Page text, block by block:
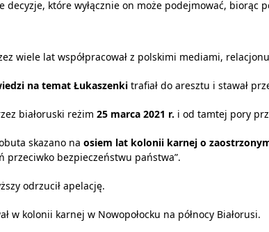
decyzje, które wyłącznie on może podejmować, biorąc
wiele lat współpracował z polskimi mediami,
na temat Łukaszenki trafiał do aresztu i stawał
białoruski reżim 25 marca 2021 r. i od tamtej pory
skazano na osiem lat kolonii karnej o
przeciwko bezpieczeństwu państwa”.
odrzucił apelację.
w kolonii karnej w Nowopołocku na północy Białorusi.